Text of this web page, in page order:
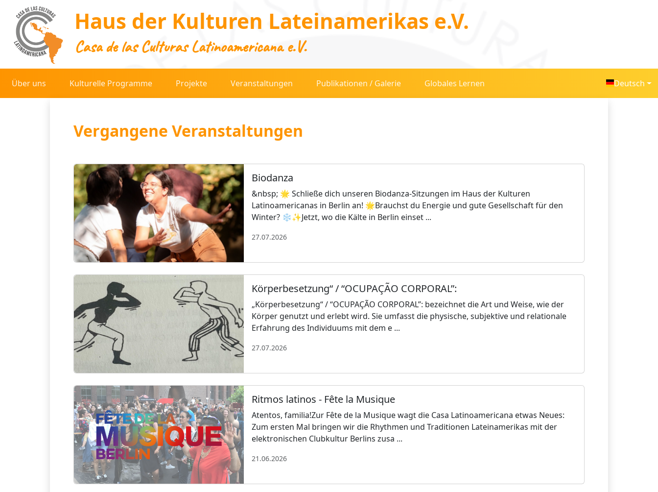
Haus der Kulturen Lateinamerikas e.V.
Casa de las Culturas Latinoamericana e.V.
Über uns Kulturelle Programme Projekte Veranstaltungen Publikationen / Galerie Globales Lernen Deutsch
Vergangene Veranstaltungen
Biodanza
&nbsp; 🌟 Schließe dich unseren Biodanza-Sitzungen im Haus der Kulturen
Latinoamericanas in Berlin an! 🌟Brauchst du Energie und gute Gesellschaft für den
Winter? ❄️✨Jetzt, wo die Kälte in Berlin einset ...
27.07.2026
Körperbesetzung“ / “OCUPAÇÃO CORPORAL”:
„Körperbesetzung“ / “OCUPAÇÃO CORPORAL”: bezeichnet die Art und Weise, wie der
Körper genutzt und erlebt wird. Sie umfasst die physische, subjektive und relationale
Erfahrung des Individuums mit dem e ...
27.07.2026
Ritmos latinos - Fête la Musique
Atentos, familia!Zur Fête de la Musique wagt die Casa Latinoamericana etwas Neues:
Zum ersten Mal bringen wir die Rhythmen und Traditionen Lateinamerikas mit der
elektronischen Clubkultur Berlins zusa ...
21.06.2026